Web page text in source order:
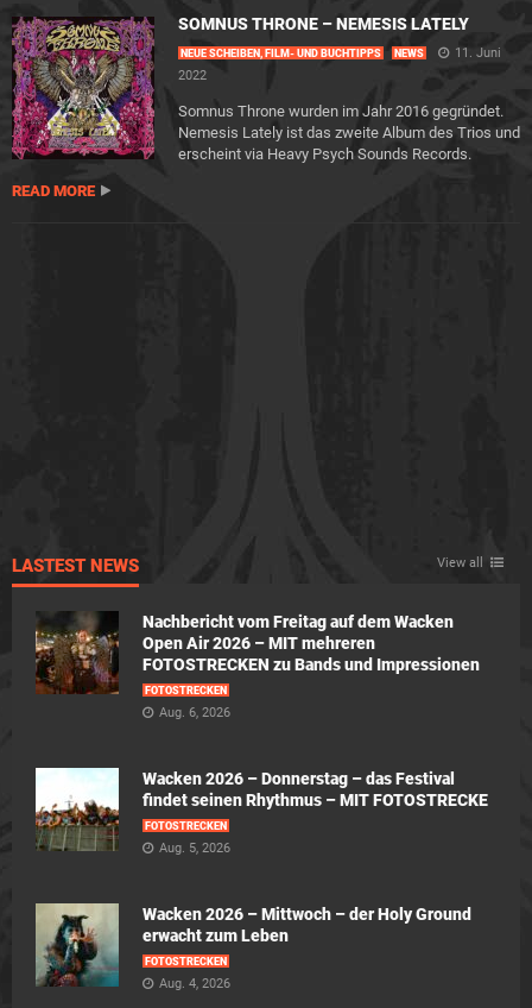
SOMNUS THRONE – NEMESIS LATELY
NEUE SCHEIBEN, FILM- UND BUCHTIPPS NEWS
11. Juni
2022
Somnus Throne wurden im Jahr 2016 gegründet.
Nemesis Lately ist das zweite Album des Trios und
erscheint via Heavy Psych Sounds Records.
READ MORE
LASTEST NEWS View all
Nachbericht vom Freitag auf dem Wacken
Open Air 2026 – MIT mehreren
FOTOSTRECKEN zu Bands und Impressionen
FOTOSTRECKEN
Aug. 6, 2026
Wacken 2026 – Donnerstag – das Festival
findet seinen Rhythmus – MIT FOTOSTRECKE
FOTOSTRECKEN
Aug. 5, 2026
Wacken 2026 – Mittwoch – der Holy Ground
erwacht zum Leben
FOTOSTRECKEN
Aug. 4, 2026